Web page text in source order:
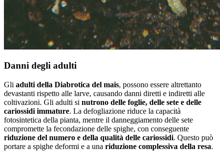
Danni degli adulti
Gli adulti della Diabrotica del mais, possono essere altrettanto
devastanti rispetto alle larve, causando danni diretti e indiretti alle
coltivazioni. Gli adulti si nutrono delle foglie, delle sete e delle
cariossidi immature. La defogliazione riduce la capacità
fotosintetica della pianta, mentre il danneggiamento delle sete
compromette la fecondazione delle spighe, con conseguente
riduzione del numero e della qualità delle cariossidi. Questo può
portare a spighe deformi e a una riduzione complessiva della resa.